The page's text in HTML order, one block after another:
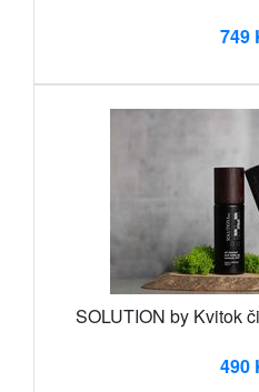
749
SOLUTION by Kvitok
490